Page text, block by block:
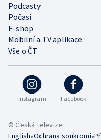
Instagram Facebook
Podcasty
Počasí
E-shop
Mobilní a TV aplikace
Vše o ČT
© Česká televize
English•Ochrana soukromí•